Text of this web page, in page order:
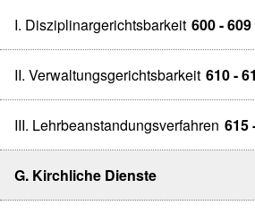
I. Disziplinargerichtsbarkeit 600 - 609
II. Verwaltungsgerichtsbarkeit 610 -
III. Lehrbeanstandungsverfahren 615
G. Kirchliche Dienste